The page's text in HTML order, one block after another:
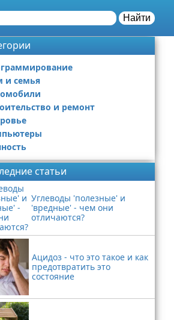
Найти
и семья
и ремонт
статьи
Углеводы 'полезные' и
'вредные' - чем они
отличаются?
Ацидоз - что это такое и как
предотвратить это
состояние